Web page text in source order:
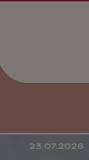
23.07.2026